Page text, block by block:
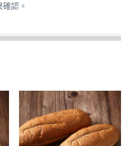
認。